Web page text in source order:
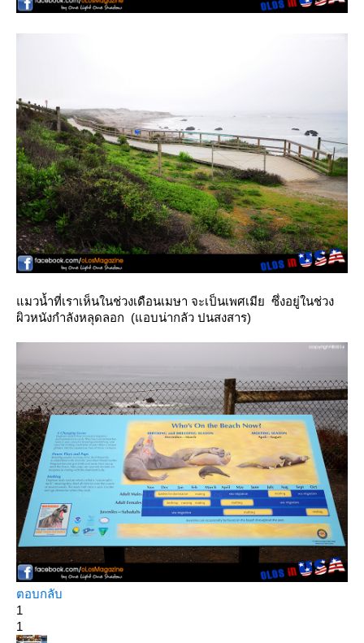
มวน้ำที่เราเห็นในช่วงเดือนเมษา จะเป็นเพศเมีย ซึ่งอยู่ในช่วง
ผิวหนังกำลังหลุดลอก (แอบน่ากลัว ปนสงสาร)
ตอบกลับ
1
1